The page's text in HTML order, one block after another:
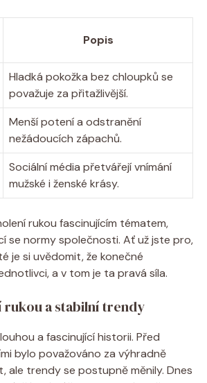
Popis
Hladká pokožka bez chloupků se
považuje za přitažlivější.
Menší potení a odstranění
nežádoucích zápachů.
Sociální média přetvářejí vnímání
mužské i ženské krásy.
rukou fascinujícím tématem,
se normy společnosti. Ať už jste pro,
je si uvědomit, že konečné
a v tom je ta pravá síla.
a stabilní trendy
a fascinující historii. Před
bylo považováno za výhradně
ale trendy se postupně měnily. Dnes